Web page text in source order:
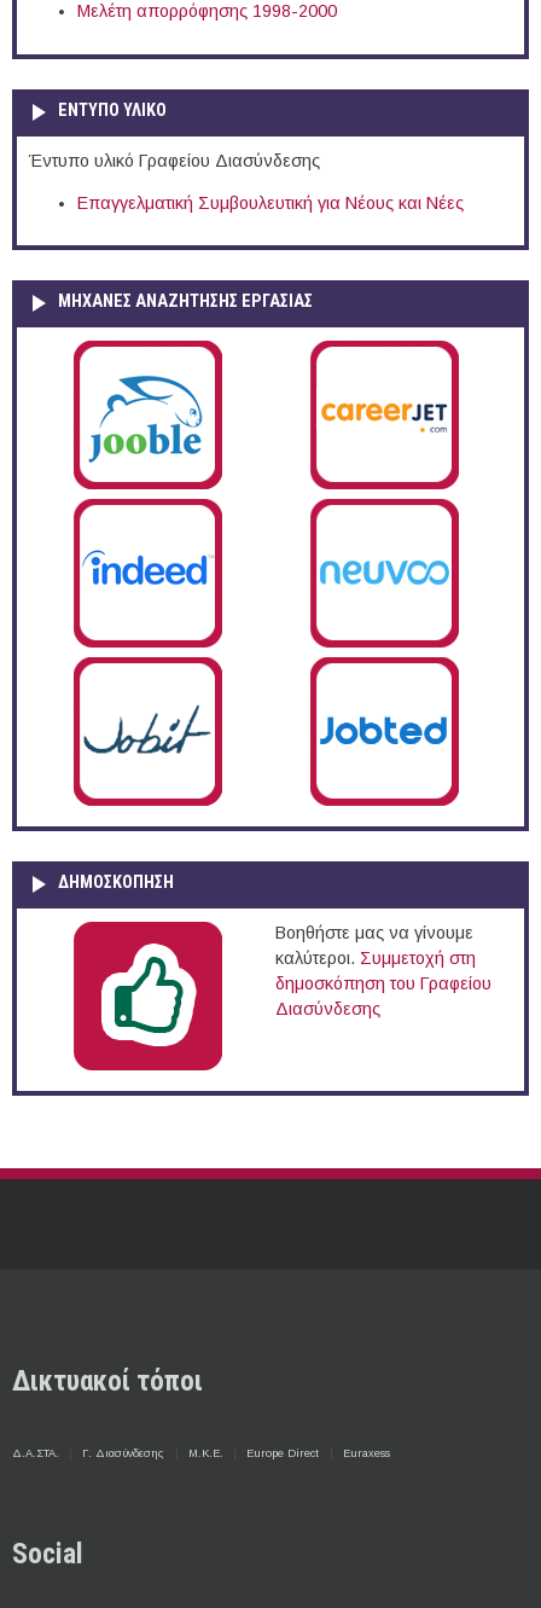
Μελέτη απορρόφησης 1998-2000
ΕΝΤΥΠΟ ΥΛΙΚΟ
Έντυπο υλικό Γραφείου Διασύνδεσης
Επαγγελματική Συμβουλευτική για Νέους και Νέες
ΜΗΧΑΝΕΣ ΑΝΑΖΗΤΗΣΗΣ ΕΡΓΑΣΙΑΣ
ΔΗΜΟΣΚΌΠΗΣΗ
Βοηθήστε μας να γίνουμε
καλύτεροι. Συμμετοχή στη
δημοσκόπηση του Γραφείου
Διασύνδεσης
Δικτυακοί τόποι
Δ.Α.ΣΤΑ. Γ. Διασύνδεσης Μ.Κ.Ε. Europe Direct Euraxess
Social